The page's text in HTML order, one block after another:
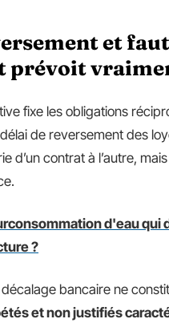
et
prévoit
fixe les obligations
de reversement des
d’un contrat à l’autre,
d'eau qui
?
bancaire ne
et non justifiés